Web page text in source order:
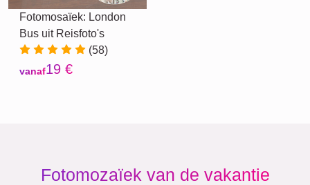
Fotomosaïek: London
Bus uit Reisfoto's
(58)
vanaf19 €
Fotomozaïek van de vakantie